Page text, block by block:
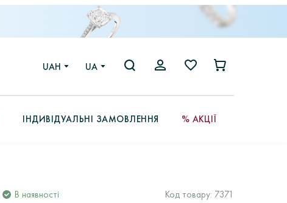
UAH UA
ІНДИВІДУАЛЬНІ ЗАМОВЛЕННЯ % АКЦІЇ
В наявності Код товару: 7371